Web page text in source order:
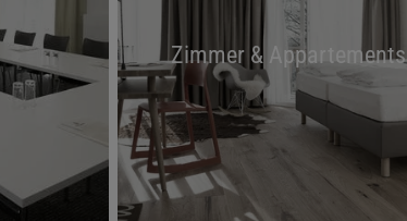
Zimmer & Appartements